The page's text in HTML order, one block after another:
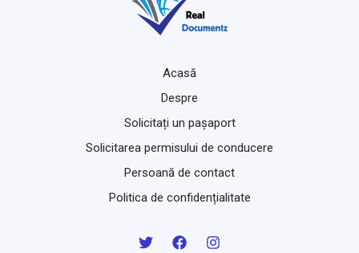
Acasă
Despre
Solicitați un pașaport
Solicitarea permisului de conducere
Persoană de contact
Politica de confidențialitate